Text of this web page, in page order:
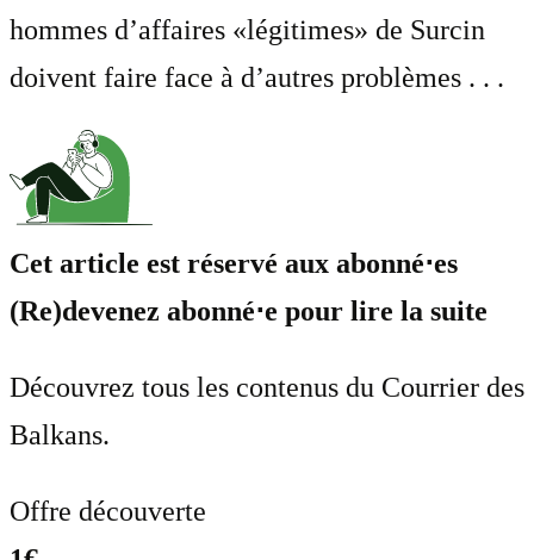
hommes d’affaires «légitimes» de Surcin
doivent faire face à d’autres problèmes . . .
Cet article est réservé aux abonné⋅es
(Re)devenez abonné⋅e pour lire la suite
Découvrez tous les contenus du Courrier des
Balkans.
Offre découverte